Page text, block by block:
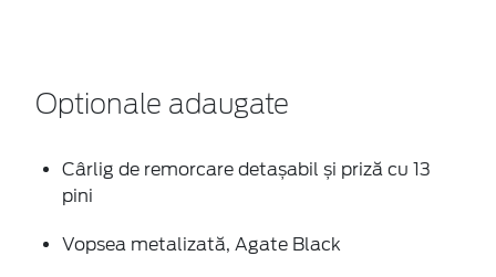
Optionale adaugate
Cârlig de remorcare detașabil și priză cu 13
pini
Vopsea metalizată, Agate Black